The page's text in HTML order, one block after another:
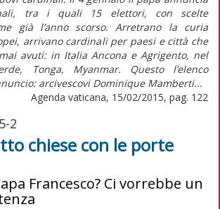
tra i quali 15 elettori, con scelte
già l’anno scorso. Arretrano la curia
arrivano cardinali per paesi e città che
avuti: in Italia Ancona e Agrigento, nel
Tonga, Myanmar. Questo l’elenco
arcivescovi Dominique Mamberti...
Agenda vaticana, 15/02/2015, pag. 122
2
chiese con le porte
Francesco? Ci vorrebbe un